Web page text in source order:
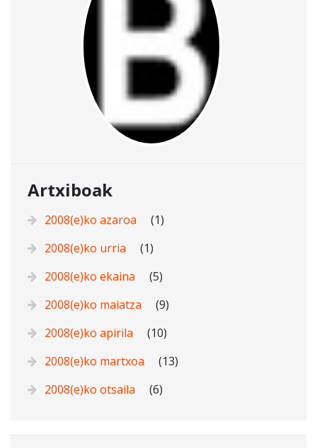
Artxiboak
2008(e)ko azaroa
(1)
2008(e)ko urria
(1)
2008(e)ko ekaina
(5)
2008(e)ko maiatza
(9)
2008(e)ko apirila
(10)
2008(e)ko martxoa
(13)
2008(e)ko otsaila
(6)